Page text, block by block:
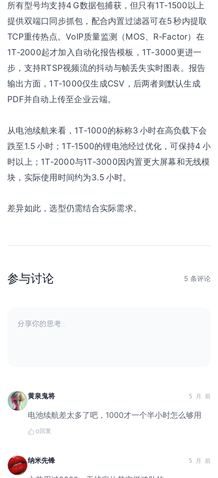
所有型号均支持4 G数据包捕获，但只有1T‑1500以上
提供双端口同步抓包，配合内置过滤器可在5 秒内提取
TCP重传热点。VoIP质量监测（MOS、R‑Factor）在
1T‑2000起才加入自动化报告模板，1T‑3000更进一
步，支持RTSP视频流的抖动与帧丢失实时图表。报告
输出方面，1T‑1000仅生成CSV，后两者则默认生成
PDF并自动上传至企业云端。
从电池续航来看，1T‑1000的标称3 小时在高负载下会
跌至1.5 小时；1T‑1500的锂电池经过优化，可保持4 小
时以上；1T‑2000与1T‑3000因内置更大屏幕和无线模
块，实际使用时间约为3.5 小时。
差异如此，选型仍需结合实际需求。
参与讨论 5 条评论
黄泉鬼将 5 月 前
电池续航差太多了吧，1000才一个半小时怎么够用
0回复
纳米先锋 5 月 前